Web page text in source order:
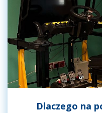
Dlaczego na